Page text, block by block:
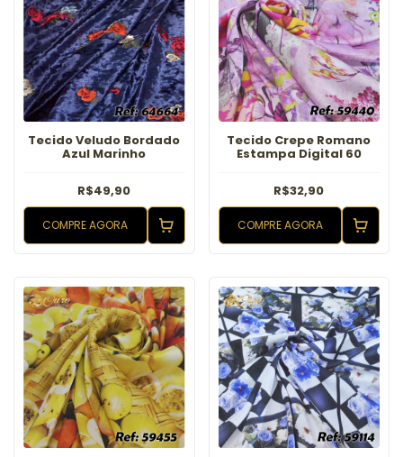
Tecido Veludo Bordado
Azul Marinho
R$49,90
COMPRE AGORA
Tecido Crepe Romano
Estampa Digital 60
R$32,90
COMPRE AGORA